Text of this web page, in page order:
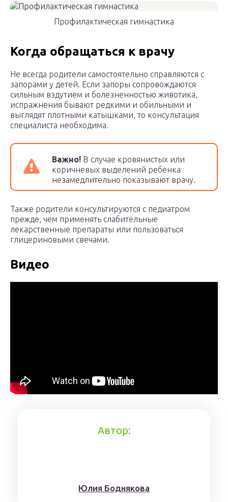
Профилактическая гимнастика
Когда обращаться к врачу
Не всегда родители самостоятельно справляются с
запорами у детей. Если запоры сопровождаются
сильным вздутием и болезненностью животика,
испражнения бывают редкими и обильными и
выглядят плотными катышками, то консультация
специалиста необходима.
Важно! В случае кровянистых или
коричневых выделений ребенка
незамедлительно показывают врачу.
Также родители консультируются с педиатром
прежде, чем применять слабительные
лекарственные препараты или пользоваться
глицериновыми свечами.
Видео
Автор:
Юлия Боднякова